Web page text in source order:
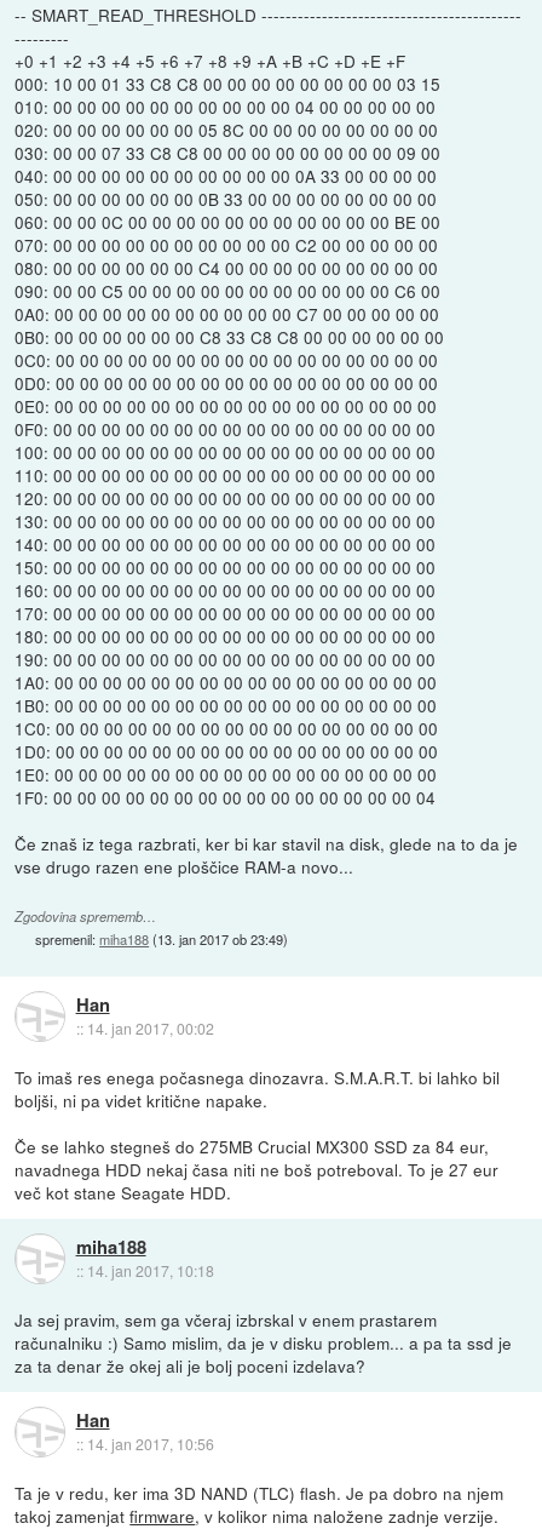
-- SMART_READ_THRESHOLD -------------------------------------------
---------
+0 +1 +2 +3 +4 +5 +6 +7 +8 +9 +A +B +C +D +E +F
000: 10 00 01 33 C8 C8 00 00 00 00 00 00 00 00 03 15
010: 00 00 00 00 00 00 00 00 00 00 04 00 00 00 00 00
020: 00 00 00 00 00 00 05 8C 00 00 00 00 00 00 00 00
030: 00 00 07 33 C8 C8 00 00 00 00 00 00 00 00 09 00
040: 00 00 00 00 00 00 00 00 00 00 0A 33 00 00 00 00
050: 00 00 00 00 00 00 0B 33 00 00 00 00 00 00 00 00
060: 00 00 0C 00 00 00 00 00 00 00 00 00 00 00 BE 00
070: 00 00 00 00 00 00 00 00 00 00 C2 00 00 00 00 00
080: 00 00 00 00 00 00 C4 00 00 00 00 00 00 00 00 00
090: 00 00 C5 00 00 00 00 00 00 00 00 00 00 00 C6 00
0A0: 00 00 00 00 00 00 00 00 00 00 C7 00 00 00 00 00
0B0: 00 00 00 00 00 00 C8 33 C8 C8 00 00 00 00 00 00
0C0: 00 00 00 00 00 00 00 00 00 00 00 00 00 00 00 00
0D0: 00 00 00 00 00 00 00 00 00 00 00 00 00 00 00 00
0E0: 00 00 00 00 00 00 00 00 00 00 00 00 00 00 00 00
0F0: 00 00 00 00 00 00 00 00 00 00 00 00 00 00 00 00
100: 00 00 00 00 00 00 00 00 00 00 00 00 00 00 00 00
110: 00 00 00 00 00 00 00 00 00 00 00 00 00 00 00 00
120: 00 00 00 00 00 00 00 00 00 00 00 00 00 00 00 00
130: 00 00 00 00 00 00 00 00 00 00 00 00 00 00 00 00
140: 00 00 00 00 00 00 00 00 00 00 00 00 00 00 00 00
150: 00 00 00 00 00 00 00 00 00 00 00 00 00 00 00 00
160: 00 00 00 00 00 00 00 00 00 00 00 00 00 00 00 00
170: 00 00 00 00 00 00 00 00 00 00 00 00 00 00 00 00
180: 00 00 00 00 00 00 00 00 00 00 00 00 00 00 00 00
190: 00 00 00 00 00 00 00 00 00 00 00 00 00 00 00 00
1A0: 00 00 00 00 00 00 00 00 00 00 00 00 00 00 00 00
1B0: 00 00 00 00 00 00 00 00 00 00 00 00 00 00 00 00
1C0: 00 00 00 00 00 00 00 00 00 00 00 00 00 00 00 00
1D0: 00 00 00 00 00 00 00 00 00 00 00 00 00 00 00 00
1E0: 00 00 00 00 00 00 00 00 00 00 00 00 00 00 00 00
1F0: 00 00 00 00 00 00 00 00 00 00 00 00 00 00 00 04
Če znaš iz tega razbrati, ker bi kar stavil na disk, glede na to da je
vse drugo razen ene ploščice RAM-a novo...
Zgodovina sprememb…
spremenil:miha188(13. jan 2017 ob 23:49)
Han
:: 14. jan 2017, 00:02
To imaš res enega počasnega dinozavra. S.M.A.R.T. bi lahko bil
boljši, ni pa videt kritične napake.
Če se lahko stegneš do 275MB Crucial MX300 SSD za 84 eur,
navadnega HDD nekaj časa niti ne boš potreboval. To je 27 eur
več kot stane Seagate HDD.
miha188
:: 14. jan 2017, 10:18
Ja sej pravim, sem ga včeraj izbrskal v enem prastarem
računalniku :) Samo mislim, da je v disku problem... a pa ta ssd je
za ta denar že okej ali je bolj poceni izdelava?
Han
:: 14. jan 2017, 10:56
Ta je v redu, ker ima 3D NAND (TLC) flash. Je pa dobro na njem
takoj zamenjatfirmware, v kolikor nima naložene zadnje verzije.